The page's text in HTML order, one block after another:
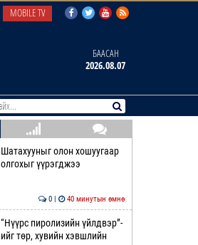
MOBILE TV
БААСАН
2026.08.07
Шатахууныг олон хошуугаар
олгохыг үүрэгджээ
0 | 40 минутын өмнө
“Нүүрс пиролизийн үйлдвэр”-
ийг төр, хувийн хэвшлийн